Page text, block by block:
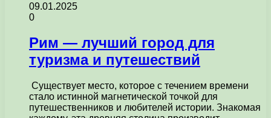
09.01.2025
0
Рим — лучший город для
туризма и путешествий
Существует место, которое с течением времени
стало истинной магнетической точкой для
путешественников и любителей истории. Знакомая